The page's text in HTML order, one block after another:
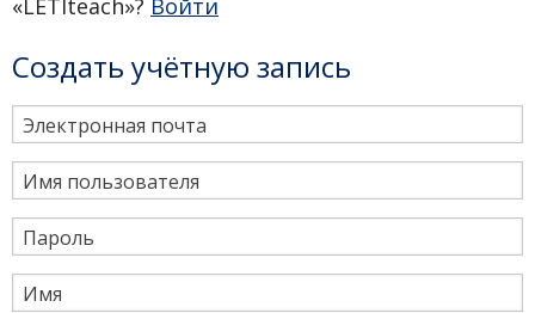
«LETIteach»? Войти
Создать учётную запись
Электронная почта
Имя пользователя
Пароль
Имя